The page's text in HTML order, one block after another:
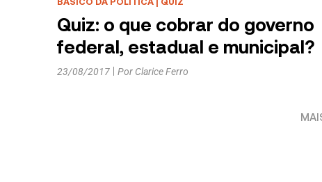
Quiz: o que cobrar do governo
federal, estadual e municipal?
23/08/2017 Por Clarice Ferro